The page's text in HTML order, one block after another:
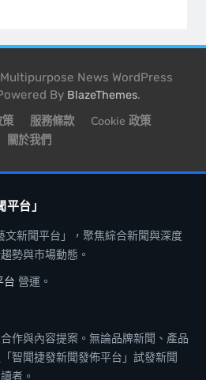
News WordPress
By BlazeThemes.
服務條款
Cookie 政策
關於我們
台」
新聞平台」，聚焦綜合新聞與深度
勢與市場動態。
台 營運。
作與內容提案。無論品牌新聞、產品
智聞捷發新聞發佈平台」試發新聞
者。